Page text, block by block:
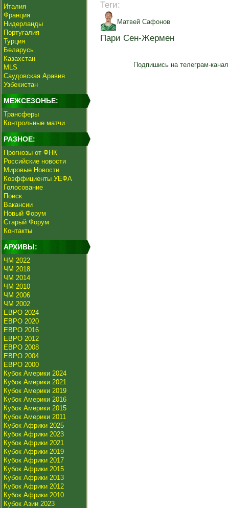
Италия
Франция
Нидерланды
Португалия
Турция
Беларусь
Казахстан
MLS
Саудовская Аравия
Узбекистан
МЕЖСЕЗОНЬЕ:
Трансферы
Контрольные матчи
РАЗНОЕ:
Прогнозы от ФНК
Российские новости
Мировые Новости
Коэффициенты УЕФА
Голосование
Поиск
Вакансии
Новый Форум
Старый Форум
Контакты
АРХИВЫ:
ЧМ 2022
ЧМ 2018
ЧМ 2014
ЧМ 2010
ЧМ 2006
ЧМ 2002
ЕВРО 2024
ЕВРО 2020
ЕВРО 2016
ЕВРО 2012
ЕВРО 2008
ЕВРО 2004
ЕВРО 2000
Кубок Америки 2024
Кубок Америки 2021
Кубок Америки 2019
Кубок Америки 2016
Кубок Америки 2015
Кубок Америки 2011
Кубок Африки 2025
Кубок Африки 2023
Кубок Африки 2021
Кубок Африки 2019
Кубок Африки 2017
Кубок Африки 2015
Кубок Африки 2013
Кубок Африки 2012
Кубок Африки 2010
Кубок Азии 2023
Теги:
Матвей Сафонов
Пари Сен-Жермен
Подпишись на телеграм-